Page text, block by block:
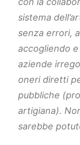
sistema
senza errori,
accogliendo
aziende
oneri diretti
pubbliche
artigiana).
sarebbe